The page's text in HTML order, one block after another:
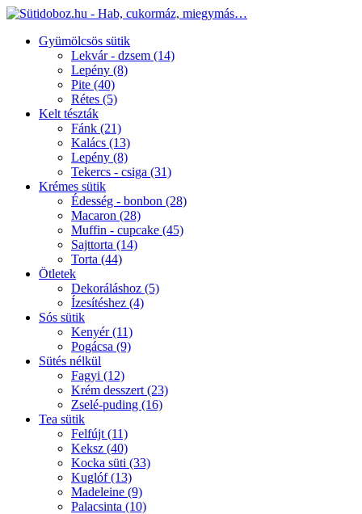
Gyümölcsös sütik
Lekvár - dzsem (14)
Lepény (8)
Pite (40)
Rétes (5)
Kelt tészták
Fánk (21)
Kalács (13)
Lepény (8)
Tekercs - csiga (31)
Krémes sütik
Édesség - bonbon (28)
Macaron (28)
Muffin - cupcake (45)
Sajttorta (14)
Torta (44)
Ötletek
Dekoráláshoz (5)
Ízesítéshez (4)
Sós sütik
Kenyér(11)
Pogácsa (9)
Sütés nélkül
Fagyi (12)
Krém desszert (23)
Zselé-puding (16)
Tea sütik
Felfújt (11)
Keksz (40)
Kocka süti (33)
Kuglóf(13)
Madeleine (9)
Palacsinta (10)